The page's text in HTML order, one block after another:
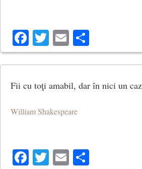
Facebook
Twitter
Email
Fii cu toţi amabil, dar în nici un
William Shakespeare
Facebook
Twitter
Email